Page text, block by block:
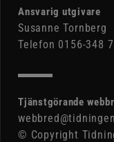
Ansvarig utgivare
Susanne Tornberg
Telefon 0156-348
Tjänstgörande
© Copyright